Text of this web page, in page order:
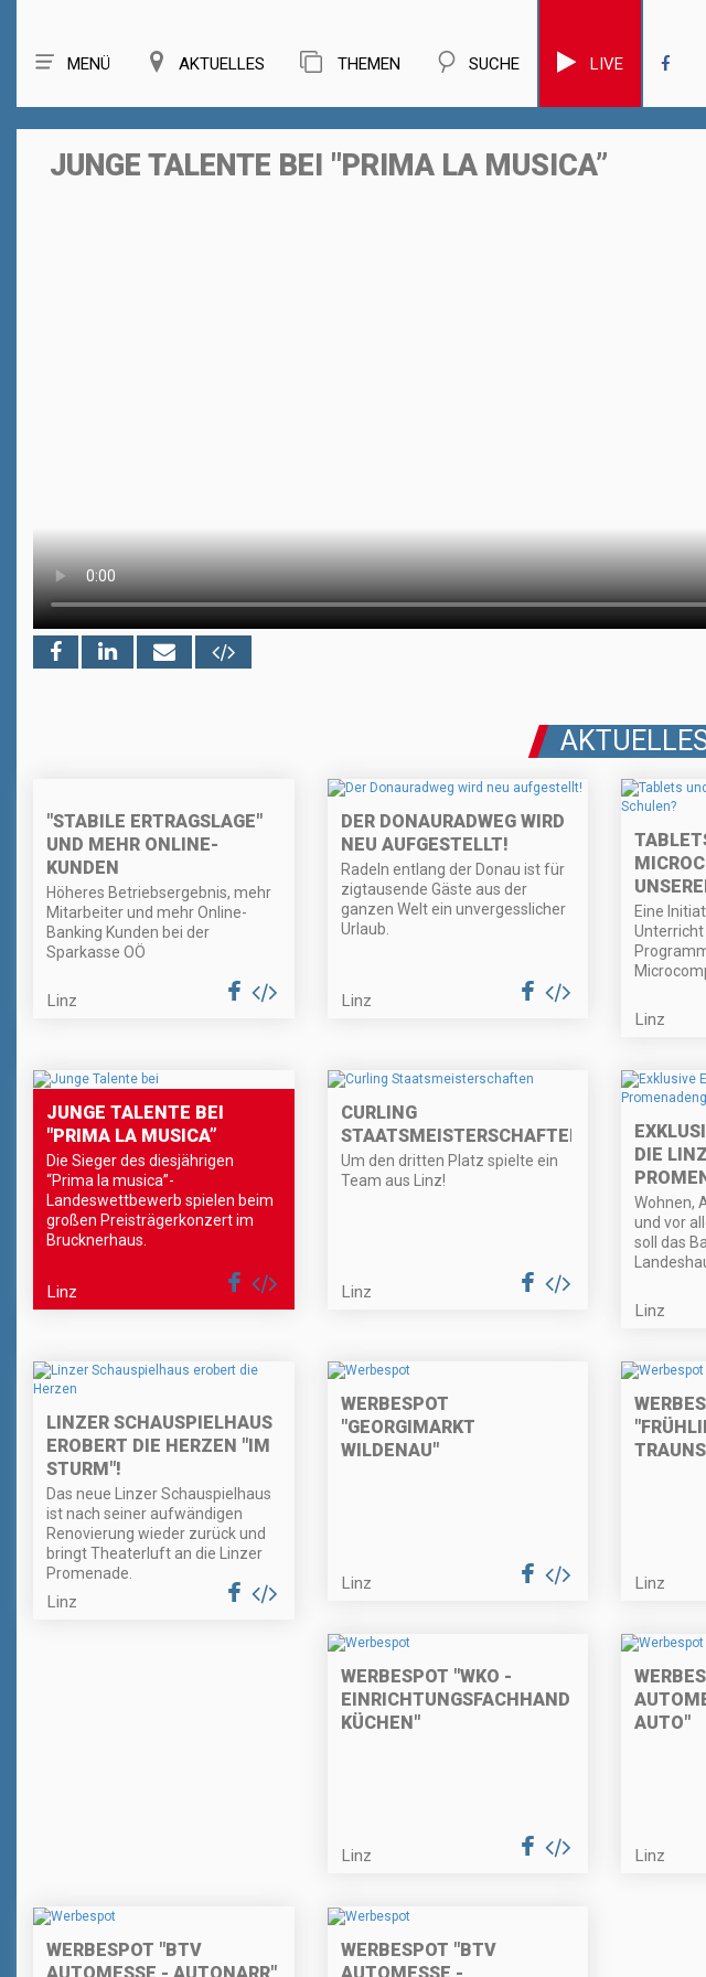
MENÜ AKTUELLES THEMEN SUCHE LIVE
JUNGE TALENTE BEI "PRIMA LA MUSICA”
"STABILE ERTRAGSLAGE"
UND MEHR ONLINE-
KUNDEN
Höheres Betriebsergebnis, mehr
Mitarbeiter und mehr Online-
Banking Kunden bei der
Sparkasse OÖ
Linz
DER DONAURADWEG WIRD
NEU AUFGESTELLT!
Radeln entlang der Donau ist für
zigtausende Gäste aus der
ganzen Welt ein unvergesslicher
Urlaub.
Linz
Eine
Linz
JUNGE TALENTE BEI
"PRIMA LA MUSICA”
Die Sieger des diesjährigen
“Prima la musica”-
Landeswettbewerb spielen beim
großen Preisträgerkonzert im
Brucknerhaus.
Linz
CURLING
STAATSMEISTERSCHAFTEN
Um den dritten Platz spielte ein
Team aus Linz!
Linz
DIE
Wohnen,
und vor
soll das
Linz
LINZER SCHAUSPIELHAUS
EROBERT DIE HERZEN "IM
STURM"!
Das neue Linzer Schauspielhaus
ist nach seiner aufwändigen
Renovierung wieder zurück und
bringt Theaterluft an die Linzer
Promenade.
Linz
WERBESPOT
"GEORGIMARKT
WILDENAU"
Linz Linz
WERBESPOT "WKO -
EINRICHTUNGSFACHHANDEL
KÜCHEN"
Linz
AUTO"
Linz
WERBESPOT "BTV
WERBESPOT "BTV